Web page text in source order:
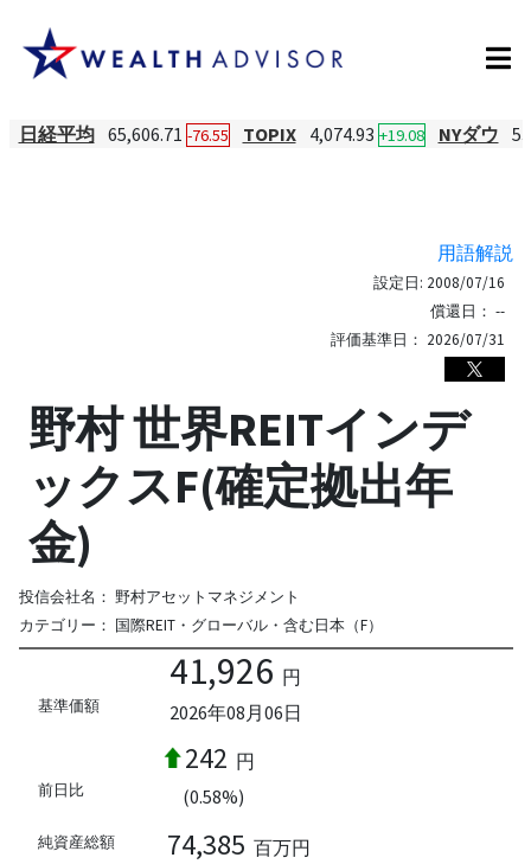
日経平均 65,606.71 -76.55 TOPIX 4,074.93 +19.08 NYダウ
用語解説
設定日: 2008/07/16
償還日： --
評価基準日： 2026/07/31
野村 世界REITインデ
ックスF(確定拠出年
金)
投信会社名： 野村アセットマネジメント
カテゴリー： 国際REIT・グローバル・含む日本（F）
基準価額
41,926 円
2026年08月06日
前日比
242 円
(0.58%)
純資産総額 74,385 百万円